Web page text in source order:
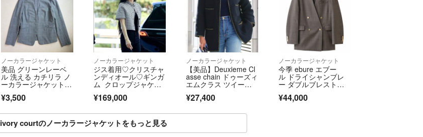
・商品によっては他のサイトへも出品している物があります。
僅差で在庫がなくなる場合、突然出品を取り下げる場合もございます
ので予めご了承ください。
・基本的には平日のみの配送になります。ご了承下さい。
・ご購入者様都合の返品交換は承っておりません。
上記の内容にご了承頂ける方のみ、お取り引きお願い致します。
質問などございましたらお気軽にコメントして下さい。
よろしくお願い致します。
ノーカラージャケット
美品 グリーンレーベ
ル 洗える カチリラ ノ
ーカラージャケット 3
8 春夏
¥3,500
ノーカラージャケット
ジス着用♡クリスチャ
ンディオール♡ギンガ
ム クロップジャケッ
¥169,000
ノーカラージャケット
【美品】Deuxieme Cl
asse chain ドゥーズィ
エムクラス ツイー
ド ジャケット フォー
マル
¥27,400
ノーカラージャケット
今季 ebure エブー
ル ドライシャンブレ
ー ダブルブレストノ
ーカラージャケッ
ト ブラウン 80,300
¥44,000
ivory courtのノーカラージャケットをもっと見る